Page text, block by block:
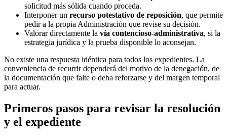
solicitud más sólida cuando proceda.
Interponer un recurso potestativo de reposición, que permite
pedir a la propia Administración que revise su decisión.
Valorar directamente la vía contencioso-administrativa, si la
estrategia jurídica y la prueba disponible lo aconsejan.
No existe una respuesta idéntica para todos los expedientes. La
conveniencia de recurrir dependerá del motivo de la denegación, de
la documentación que falte o deba reforzarse y del margen temporal
para actuar.
Primeros pasos para revisar la resolución
y el expediente